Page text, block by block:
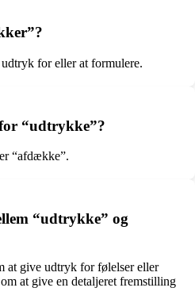
for eller at formulere.
“udtrykke”?
“afdække”.
“udtrykke” og
at give udtryk for følelser eller
at give en detaljeret fremstilling